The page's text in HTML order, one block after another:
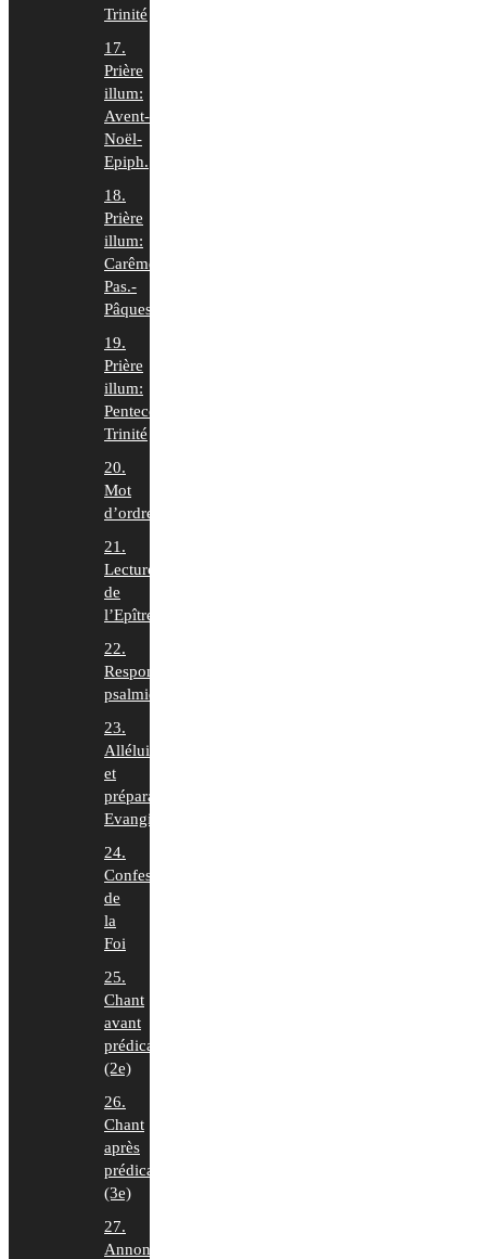
Trinité
17.
Prière
illum:
Avent-
Noël-
Epiph.
18.
Prière
illum:
Carême-
Pas.-
Pâques
19.
Prière
illum:
Pentecôte-
Trinité
20.
Mot
d’ordre
21.
Lecture
de
l’Epître
22.
Responsoriums
psalmiques
23.
Alléluia
et
préparation
Evangile
24.
Confession
de
la
Foi
25.
Chant
avant
prédication
(2e)
26.
Chant
après
prédication
(3e)
27.
Annonces,